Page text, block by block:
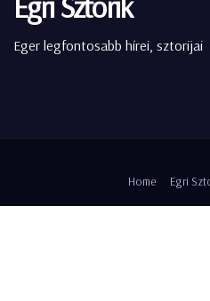
Eger legfontosabb hírei, sztorijai
Home Egri